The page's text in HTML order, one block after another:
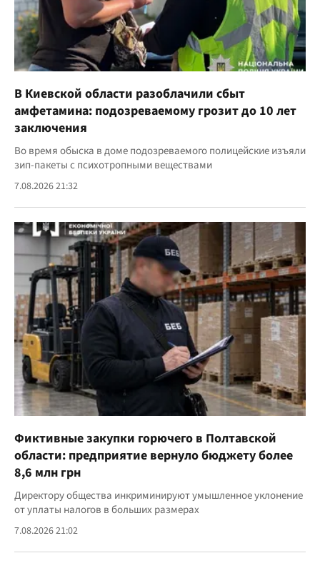
В Киевской области разоблачили сбыт
амфетамина: подозреваемому грозит до 10 лет
заключения
Во время обыска в доме подозреваемого полицейские изъяли
зип-пакеты с психотропными веществами
7.08.2026 21:32
Фиктивные закупки горючего в Полтавской
области: предприятие вернуло бюджету более
8,6 млн грн
Директору общества инкриминируют умышленное уклонение
от уплаты налогов в больших размерах
7.08.2026 21:02